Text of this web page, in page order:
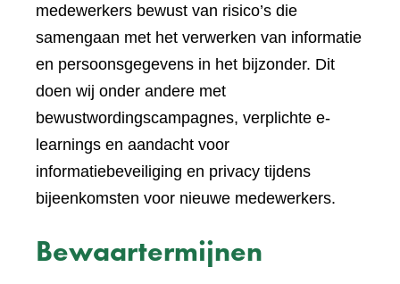
medewerkers bewust van risico’s die
samengaan met het verwerken van informatie
en persoonsgegevens in het bijzonder. Dit
doen wij onder andere met
bewustwordingscampagnes, verplichte e-
learnings en aandacht voor
informatiebeveiliging en privacy tijdens
bijeenkomsten voor nieuwe medewerkers.
Bewaartermijnen